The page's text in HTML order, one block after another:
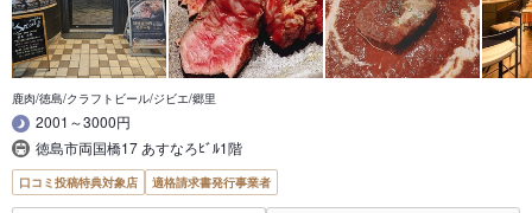
鹿肉/徳島/クラフトビール/ジビエ/郷里
2001～3000円
徳島市両国橋17 あすなろﾋﾞﾙ1階
口コミ投稿特典対象店 適格請求書発行事業者